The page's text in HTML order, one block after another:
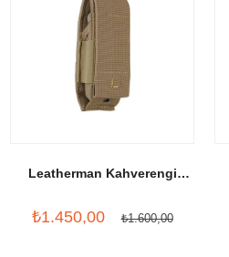
Leatherman Kahverengi
₺1.450,00 ₺1.600,00